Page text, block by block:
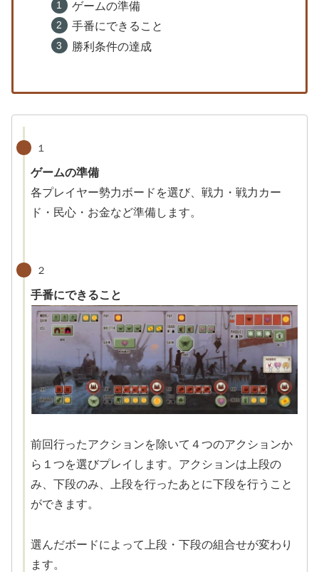
ゲームの準備
手番にできること
勝利条件の達成
１
ゲームの準備
各プレイヤー勢力ボードを選び、戦力・戦力カー
ド・民心・お金など準備します。
２
手番にできること
前回行ったアクションを除いて４つのアクションか
ら１つを選びプレイします。アクションは上段の
み、下段のみ、上段を行ったあとに下段を行うこと
ができます。
選んだボードによって上段・下段の組合せが変わり
ます。